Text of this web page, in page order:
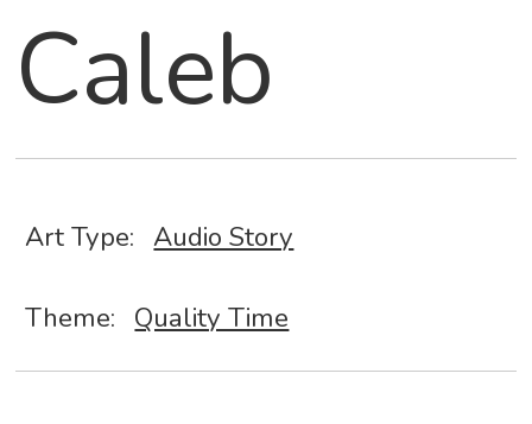
Caleb
Art Type: Audio Story
Theme: Quality Time